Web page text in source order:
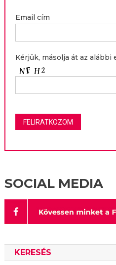
Email cím
Kérjük, másolja át az alábbi
SOCIAL MEDIA
KERESÉS